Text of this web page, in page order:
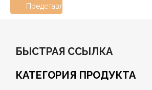
Представлять на рассмотрение
БЫСТРАЯ ССЫЛКА
КАТЕГОРИЯ ПРОДУКТА